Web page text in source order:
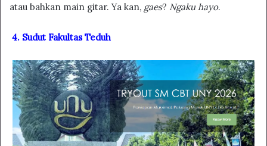
atau bahkan main gitar. Ya kan, gaes? Ngaku hayo.
4. Sudut Fakultas Teduh